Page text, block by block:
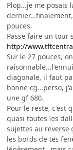
Plop...je me posais
pouces.
Passe faire un tour
http://
Sur le 27 pouces,
diagonale, il faut
bonne cg...perso,
une gf 680.
Pour le reste, c'est
quasi toutes les
sujettes au reverse
les bords de tes